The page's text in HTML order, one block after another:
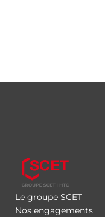
Le groupe SCET
Nos engagements